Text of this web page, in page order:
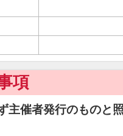
項
主催者発行のものと